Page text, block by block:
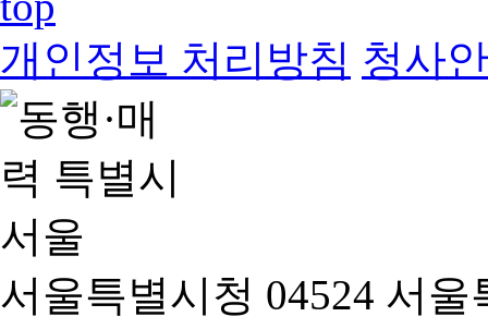
개인정보 처리방침 청사
서울특별시청 04524 서